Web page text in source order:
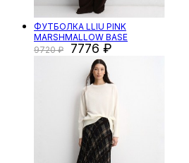
ФУТБОЛКА LLIU PINK
MARSHMALLOW BASE
9720
7776